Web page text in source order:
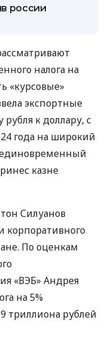
россии
налога на
«курсовые»
экспортные
к доллару, с
года на широкий
единовременный
казне
Силуанов
корпоративного
По оценкам
«ВЭБ» Андрея
на 5%
триллиона рублей